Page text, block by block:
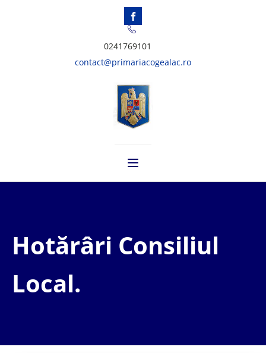
0241769101
contact@primariacogealac.ro
Hotărâri Consiliul
Local.